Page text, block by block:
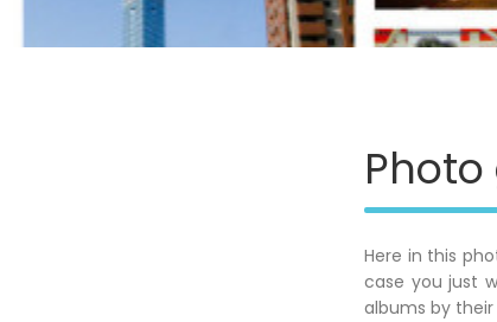
Here in this
case you just
albums by